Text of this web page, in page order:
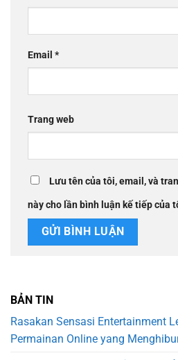
Email *
Trang web
Lưu tên của tôi, email, và
này cho lần bình luận kế tiếp của
BẢN TIN
Rasakan Sensasi Entertainment
Permainan Online yang